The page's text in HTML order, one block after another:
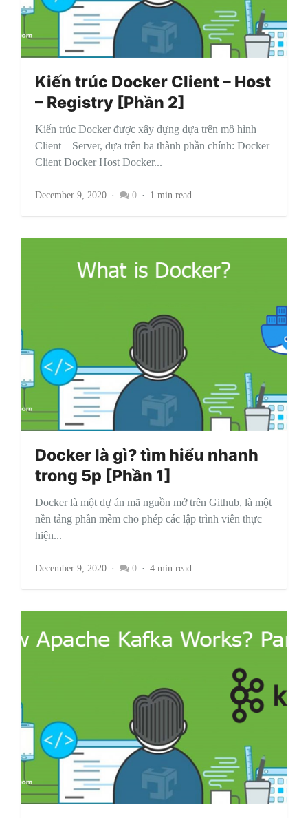
Kiến trúc Docker Client – Host
– Registry [Phần 2]
Kiến trúc Docker được xây dựng dựa trên mô hình
Client – Server, dựa trên ba thành phần chính: Docker
Client Docker Host Docker...
December 9, 2020 0 1 min read
Docker là gì? tìm hiểu nhanh
trong 5p [Phần 1]
Docker là một dự án mã nguồn mở trên Github, là một
nền tảng phần mềm cho phép các lập trình viên thực
hiện...
December 9, 2020 0 4 min read